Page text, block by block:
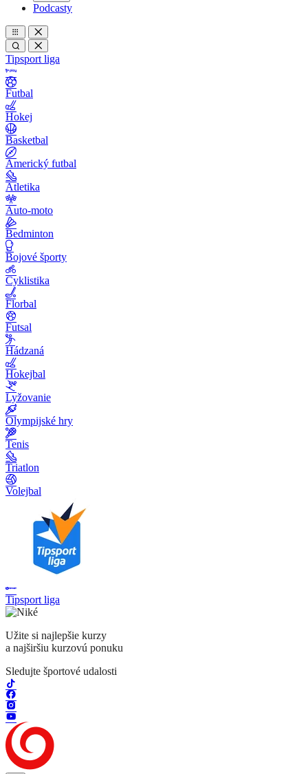
Podcasty
Tipsport liga
Futbal
Hokej
Basketbal
Americký futbal
Atletika
Auto-moto
Bedminton
Bojové športy
Cyklistika
Florbal
Futsal
Hádzaná
Hokejbal
Lyžovanie
Olympijské hry
Tenis
Triatlon
Volejbal
Tipsport liga
Užite si najlepšie kurzy
a najširšiu kurzovú ponuku
Sledujte športové udalosti